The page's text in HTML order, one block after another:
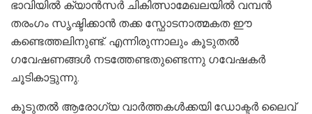
ഭാവിയിൽ ക്യാൻസർ ചികിത്സാമേഖലയിൽ വമ്പൻ
തരംഗം സൃഷ്ടിക്കാൻ തക്ക സ്ഫോടനാത്മകത ഈ
കണ്ടെത്തലിനുണ്ട്. എന്നിരുന്നാലും കൂടുതൽ
ഗവേഷണങ്ങൾ നടത്തേണ്ടതുണ്ടെന്നു ഗവേഷകർ
ചൂടികാട്ടുന്നു.
കൂടുതൽ ആരോഗ്യ വാർത്തകൾക്കയി ഡോക്ടർ ലൈവ്